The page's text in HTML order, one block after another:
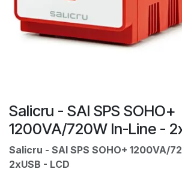
Salicru - SAI SPS SOHO+
1200VA/720W In-Line -
Salicru - SAI SPS SOHO+ 1200VA/
2xUSB - LCD